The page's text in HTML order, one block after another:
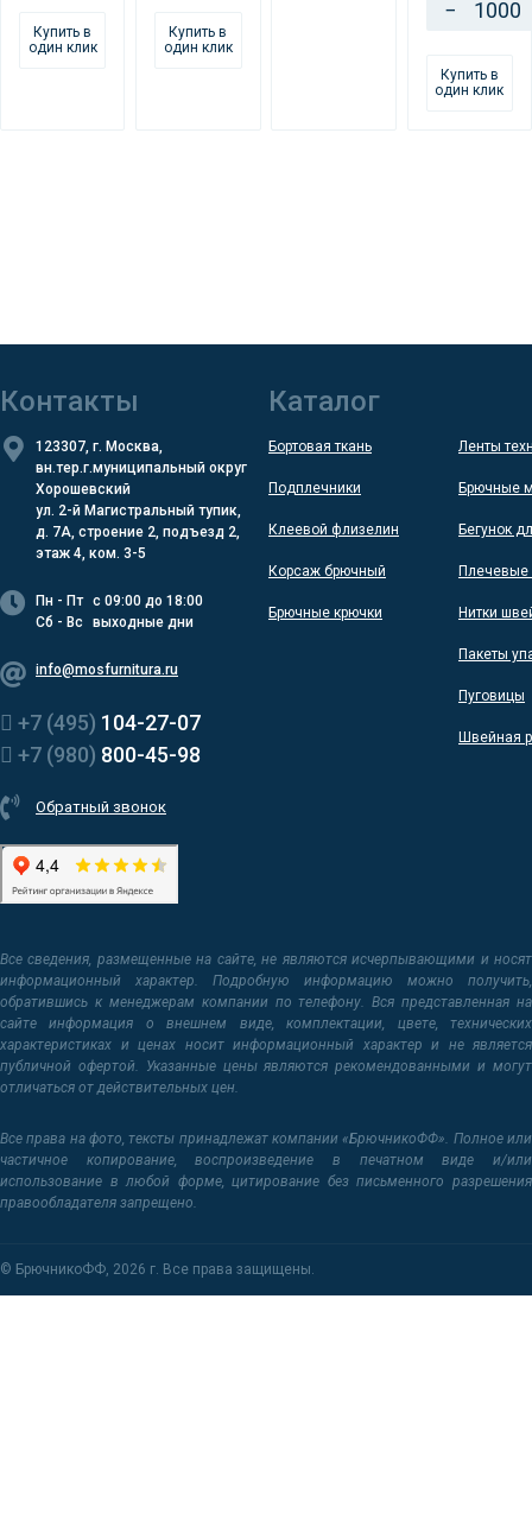
Купить в
один клик
Купить в
один клик
−
Купить в
один клик
Контакты
123307, г. Москва,
вн.тер.г.муниципальный округ
Хорошевский
ул. 2-й Магистральный тупик,
д. 7А, строение 2, подъезд 2,
этаж 4, ком. 3-5
Пн - Пт с 09:00 до 18:00
Сб - Вс
выходные дни
info@mosfurnitura.ru
+7 (495) 104-27-07
+7 (980) 800-45-98
Обратный звонок
Каталог
Бортовая ткань
Подплечники
Клеевой флизелин
Корсаж брючный
Брючные крючки
Ленты
Брючные
Бегунок
Плечевые
Нитки
Пакеты
Пуговицы
Швейная
Все сведения, размещенные на сайте, не являются исчерпывающими и носят
информационный характер. Подробную информацию можно получить,
обратившись к менеджерам компании по телефону. Вся представленная на
сайте информация о внешнем виде, комплектации, цвете, технических
характеристиках и ценах носит информационный характер и не является
публичной офертой. Указанные цены являются рекомендованными и могут
отличаться от действительных цен.
Все права на фото, тексты принадлежат компании «БрючникоФФ». Полное или
частичное копирование, воспроизведение в печатном виде и/или
использование в любой форме, цитирование без письменного разрешения
правообладателя запрещено.
© БрючникоФФ, 2026 г. Все права защищены.